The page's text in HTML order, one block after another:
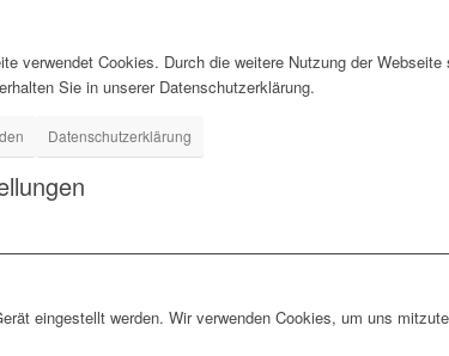
verwendet Cookies. Durch die weitere Nutzung der
Sie in unserer Datenschutzerklärung.
Datenschutzerklärung
eingestellt werden. Wir verwenden Cookies, um uns